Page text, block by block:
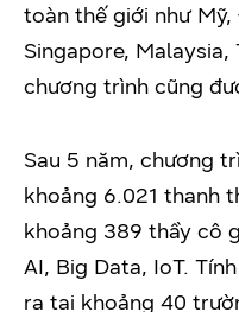
toàn thế giới như Mỹ,
Singapore, Malaysia,
chương trình cũng
Sau 5 năm, chương
khoảng 6.021 thanh
khoảng 389 thầy cô
AI, Big Data, IoT.
ra tại khoảng 40